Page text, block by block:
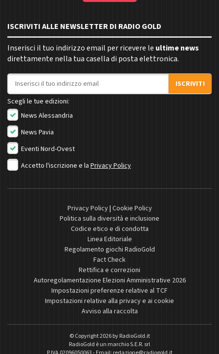
ISCRIVITI ALLE NEWSLETTER DI RADIO GOLD
Inserisci il tuo indirizzo email per ricevere le ultime news
direttamente nella tua casella di posta elettronica.
Indirizzo email
ISCRIVITI
Scegli le tue edizioni:
News Alessandria
News Pavia
Eventi Nord-Ovest
Accetto l'iscrizione e la Privacy Policy
Privacy Policy| Cookie Policy
Politica sulla diversità e inclusione
Codice etico e di condotta
Linea Editoriale
Regolamento giochi RadioGold
Fact Check
Rettifica e correzioni
Autoregolamentazione Elezioni Amministrative 2026
Impostazioni preferenze relative al TCF
Impostazioni relative alla privacy e ai cookie
Avviso alla raccolta
© Copyright 2026 byRadioGold.it
RadioGold è un marchio S.E.R. srl